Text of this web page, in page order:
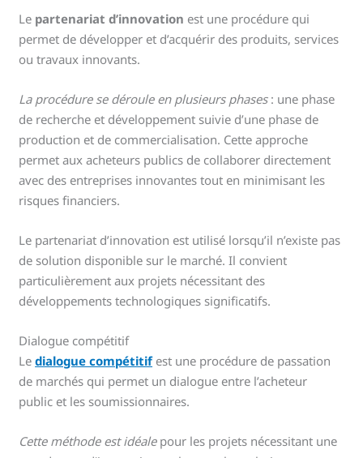
Le partenariat d’innovation est une procédure qui
permet de développer et d’acquérir des produits, services
ou travaux innovants.
La procédure se déroule en plusieurs phases: une phase
de recherche et développement suivie d’une phase de
production et de commercialisation. Cette approche
permet aux acheteurs publics de collaborer directement
avec des entreprises innovantes tout en minimisant les
risques financiers.
Le partenariat d’innovation est utilisé lorsqu’il n’existe pas
de solution disponible sur le marché. Il convient
particulièrement aux projets nécessitant des
développements technologiques significatifs.
Dialogue compétitif
Ledialogue compétitifest une procédure de passation
de marchés qui permet un dialogue entre l’acheteur
public et les soumissionnaires.
Cette méthode est idéalepour les projets nécessitant une